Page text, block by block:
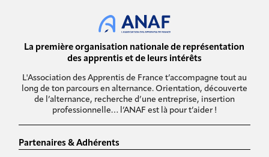
La première organisation nationale de représentation
des apprentis et de leurs intérêts
L'Association des Apprentis de France t’accompagne tout au
long de ton parcours en alternance. Orientation, découverte
de l’alternance, recherche d’une entreprise, insertion
professionnelle… l’ANAF est là pour t’aider !
Partenaires & Adhérents